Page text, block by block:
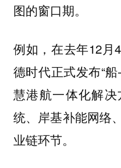
图的窗口期。
例如，在去年12月
德时代正式发布“
慧港航一体化解
统、岸基补能网络
业链环节。